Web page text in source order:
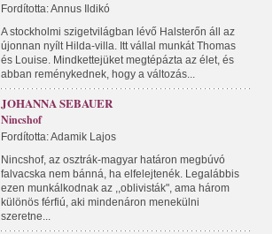
Fordította: Annus Ildikó
A stockholmi szigetvilágban lévő Halsterőn áll az
újonnan nyílt Hilda-villa. Itt vállal munkát Thomas
és Louise. Mindkettejüket megtépázta az élet, és
abban reménykednek, hogy a változás...
JOHANNA SEBAUER
Nincshof
Fordította: Adamik Lajos
Nincshof, az osztrák-magyar határon megbúvó
falvacska nem bánná, ha elfelejtenék. Legalábbis
ezen munkálkodnak az ,,oblivisták", ama három
különös férfiú, aki mindenáron menekülni
szeretne...